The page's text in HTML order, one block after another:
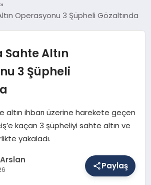
Operasyonu 3 Şüpheli Gözaltında
Sahte Altın
3 Şüpheli
altın ihbarı üzerine harekete geçen
kaçan 3 şüpheliyi sahte altın ve
yakaladı.
Paylaş